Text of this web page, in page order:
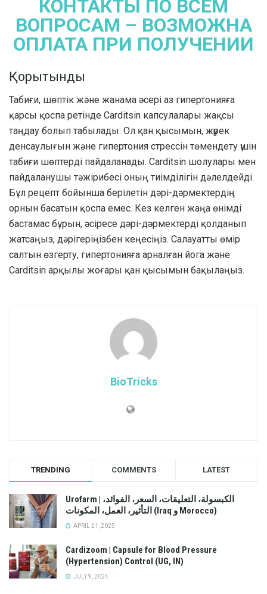
КОНТАКТЫ ПО ВСЕМ
ВОПРОСАМ – ВОЗМОЖНА
ОПЛАТА ПРИ ПОЛУЧЕНИИ
Қорытынды
Табиғи, шөптік және жанама әсері аз гипертонияға
қарсы қоспа ретінде Carditsin капсулалары жақсы
таңдау болып табылады. Ол қан қысымын, жүрек
денсаулығын және гипертония стрессін төмендету үшін
табиғи шөптерді пайдаланады. Carditsin шолулары мен
пайдаланушы тәжірибесі оның тиімділігін дәлелдейді.
Бұл рецепт бойынша берілетін дәрі-дәрмектердің
орнын басатын қоспа емес. Кез келген жаңа өнімді
бастамас бұрын, әсіресе дәрі-дәрмектерді қолданып
жатсаңыз, дәрігеріңізбен кеңесіңіз. Салауатты өмір
салтын өзгерту, гипертонияға арналған йога және
Carditsin арқылы жоғары қан қысымын бақылаңыз.
BioTricks
TRENDING COMMENTS LATEST
Urofarm | الكبسولة، التعليقات، السعر، الفوائد،
التأثير، العمل، المكونات (Iraq و Morocco)
APRIL 21, 2025
Cardizoom | Capsule for Blood Pressure
(Hypertension) Control (UG, IN)
JULY 9, 2024